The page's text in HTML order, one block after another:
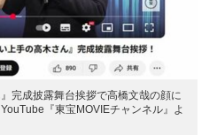
完成披露舞台挨拶で高橋文哉の顔に
『東宝MOVIEチャンネル』よ